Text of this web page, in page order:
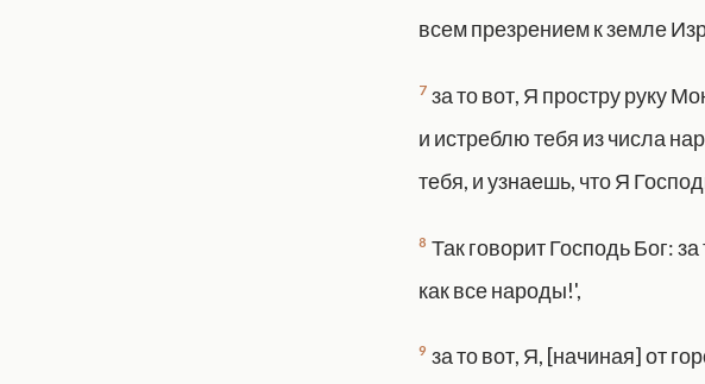
всем презрением к земле
7 за то вот, Я простру руку
и истреблю тебя из числа
тебя, и узнаешь, что Я
8 Так говорит Господь Бог:
как все народы!',
9 за то вот, Я, [начиная] от